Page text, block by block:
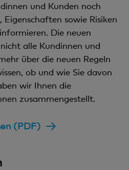
und Kunden noch
Eigenschaften sowie Risiken
Die neuen
alle Kundinnen und
über die neuen Regeln
ob und wie Sie davon
wir Ihnen die
zusammengestellt.
(PDF)